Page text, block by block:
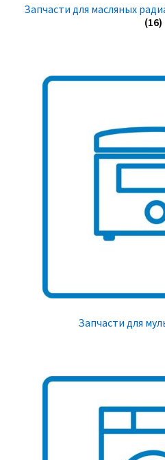
Запчасти для масляных
(16)
Запчасти для